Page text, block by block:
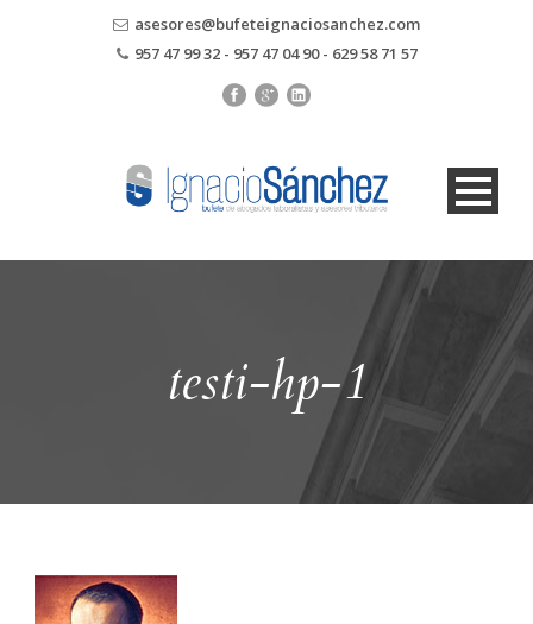
asesores@bufeteignaciosanchez.com
957 47 99 32 - 957 47 04 90 - 629 58 71 57
testi-hp-1